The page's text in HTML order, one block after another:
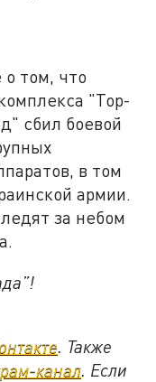
том, что
"Тор-
сбил боевой
в том
армии.
за небом
. Также
канал. Если